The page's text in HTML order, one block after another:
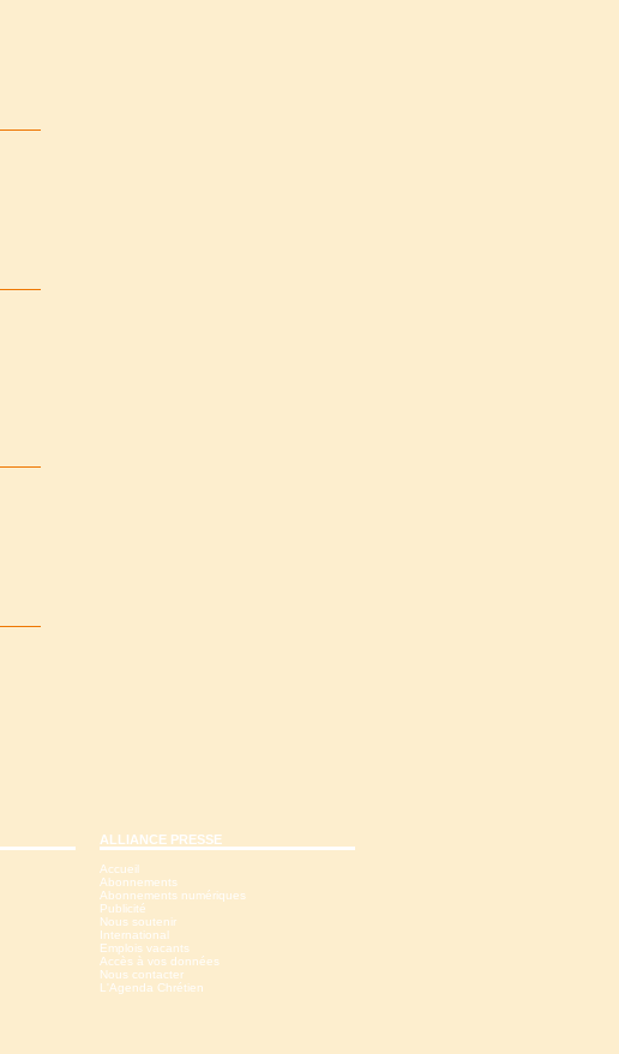
ALLIANCE PRESSE
Accueil
Abonnements
Abonnements numériques
Publicité
Nous soutenir
International
Emplois vacants
Accès à vos données
Nous contacter
L'Agenda Chrétien